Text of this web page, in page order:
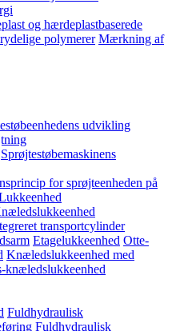
og hærdeplastbaserede
polymerer Mærkning af
udvikling
Sprøjtestøbemaskinens
for sprøjteenheden på
transportcylinder
Etagelukkeenhed Otte-
Knæledslukkeenhed med
knæledslukkeenhed
Fuldhydraulisk
Fuldhydraulisk